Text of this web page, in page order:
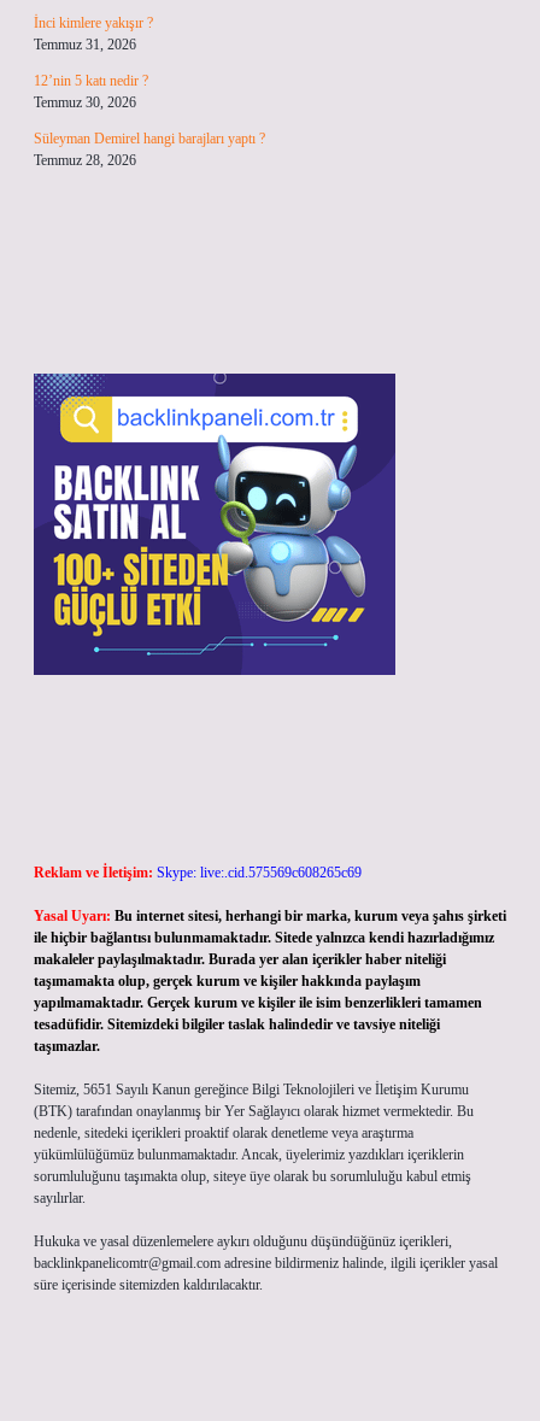
İnci kimlere yakışır ?
Temmuz 31, 2026
12’nin 5 katı nedir ?
Temmuz 30, 2026
Süleyman Demirel hangi barajları yaptı ?
Temmuz 28, 2026
Reklam ve İletişim: Skype: live:.cid.575569c608265c69
Yasal Uyarı: Bu internet sitesi, herhangi bir marka, kurum veya şahıs şirketi
ile hiçbir bağlantısı bulunmamaktadır. Sitede yalnızca kendi hazırladığımız
makaleler paylaşılmaktadır. Burada yer alan içerikler haber niteliği
taşımamakta olup, gerçek kurum ve kişiler hakkında paylaşım
yapılmamaktadır. Gerçek kurum ve kişiler ile isim benzerlikleri tamamen
tesadüfidir. Sitemizdeki bilgiler taslak halindedir ve tavsiye niteliği
taşımazlar.
Sitemiz, 5651 Sayılı Kanun gereğince Bilgi Teknolojileri ve İletişim Kurumu
(BTK) tarafından onaylanmış bir Yer Sağlayıcı olarak hizmet vermektedir. Bu
nedenle, sitedeki içerikleri proaktif olarak denetleme veya araştırma
yükümlülüğümüz bulunmamaktadır. Ancak, üyelerimiz yazdıkları içeriklerin
sorumluluğunu taşımakta olup, siteye üye olarak bu sorumluluğu kabul etmiş
sayılırlar.
Hukuka ve yasal düzenlemelere aykırı olduğunu düşündüğünüz içerikleri,
backlinkpanelicomtr@gmail.com adresine bildirmeniz halinde, ilgili içerikler yasal
süre içerisinde sitemizden kaldırılacaktır.